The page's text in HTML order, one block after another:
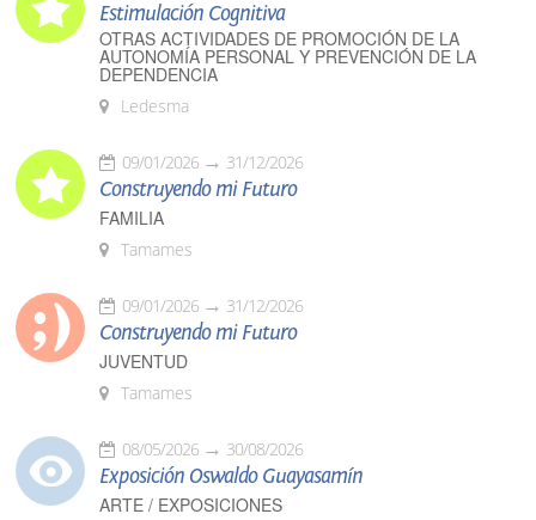
Estimulación Cognitiva
OTRAS ACTIVIDADES DE PROMOCIÓN DE LA
AUTONOMÍA PERSONAL Y PREVENCIÓN DE LA
DEPENDENCIA
Ledesma
09/01/2026 31/12/2026
Construyendo mi Futuro
FAMILIA
Tamames
09/01/2026 31/12/2026
Construyendo mi Futuro
JUVENTUD
Tamames
08/05/2026 30/08/2026
Exposición Oswaldo Guayasamín
ARTE / EXPOSICIONES